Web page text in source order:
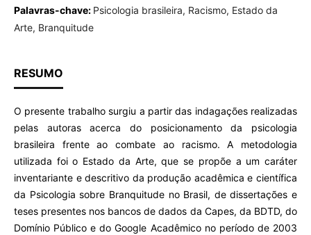
Palavras-chave: Psicologia brasileira, Racismo, Estado da
Arte, Branquitude
RESUMO
O presente trabalho surgiu a partir das indagações realizadas
pelas autoras acerca do posicionamento da psicologia
brasileira frente ao combate ao racismo. A metodologia
utilizada foi o Estado da Arte, que se propõe a um caráter
inventariante e descritivo da produção acadêmica e científica
da Psicologia sobre Branquitude no Brasil, de dissertações e
teses presentes nos bancos de dados da Capes, da BDTD, do
Domínio Público e do Google Acadêmico no período de 2003